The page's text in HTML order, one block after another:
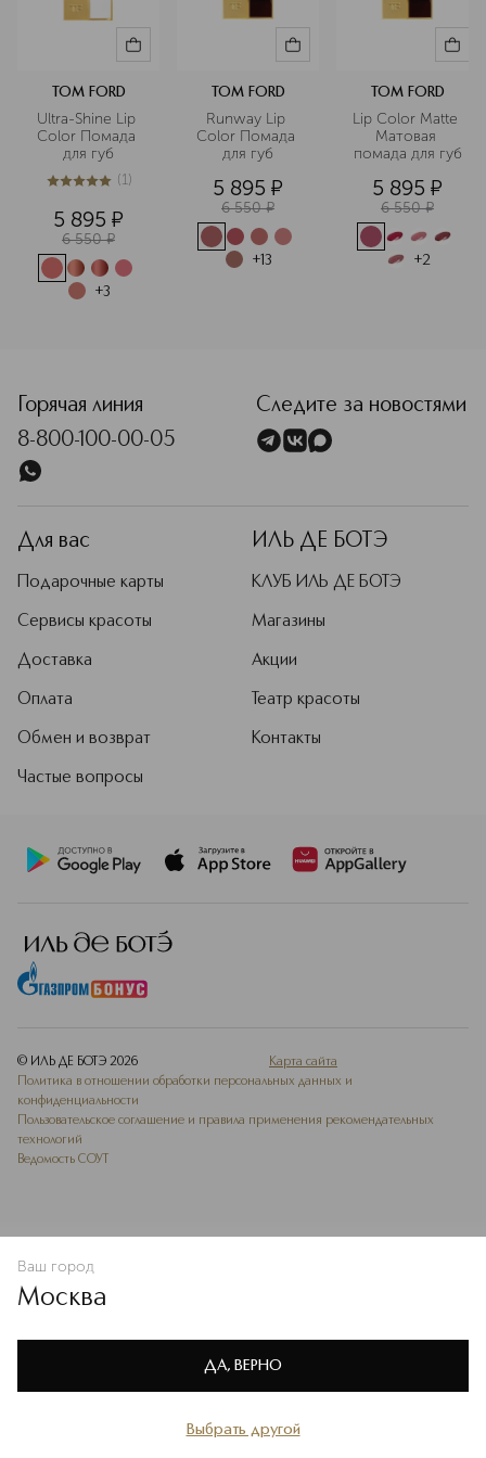
Политике конфиденциальности
TOM FORD
Ultra-Shine Lip
Color Помада
для губ
5из 51 (1)
5 895 ¤
6 550 ¤
+3
TOM FORD
Runway Lip
Color Помада
для губ
5 895 ¤
6 550 ¤
+13
TOM FORD
Lip Color Matte
Матовая
помада для губ
5 895 ¤
6 550 ¤
+2
В КОРЗИНУ
Горячая линия
8-800-100-00-05
Следите за новостями
Для вас
Подарочные карты
Сервисы красоты
Доставка
Оплата
Обмен и возврат
Частые вопросы
ИЛЬ ДЕ БОТЭ
КЛУБ ИЛЬ ДЕ БОТЭ
Магазины
Акции
Театр красоты
Контакты
© ИЛЬ ДЕ БОТЭ 2026
Карта сайта
Политика в отношении обработки персональных данных и
конфиденциальности
Пользовательское соглашение и правила применения рекомендательных
технологий
Ведомость СОУТ
Избранное
Ваш город
Москва
Выбрать другой
ДА, ВЕРНО